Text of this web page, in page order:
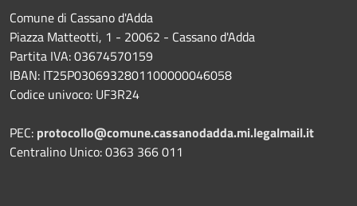
Comune di Cassano d'Adda
Piazza Matteotti, 1 - 20062 - Cassano d'Adda
Partita IVA: 03674570159
IBAN: IT25P0306932801100000046058
Codice univoco: UF3R24
PEC: protocollo@comune.cassanodadda.mi.legalmail.it
Centralino Unico: 0363 366 011